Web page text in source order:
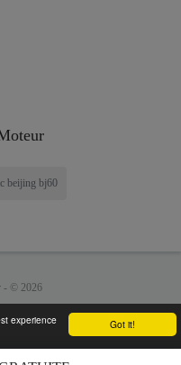
Got it!
experience
beijing bj60
- © 2026